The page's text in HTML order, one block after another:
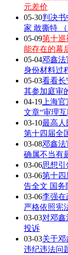
元差价
05-30判决
家 敢撕特 （
05-09第十巡
能存在的幕
05-04邓鑫法
身份材料过
05-03看看长
其参加庭审
04-19 上海
文章“审理
03-10最高
第十四届全
03-08邓鑫法
确属不当有
03-06思想
03-06第十四
告全文 国务
03-06李强在
严格依照宪
03-03对邓
投诉
03-03关于邓
违纪违法问